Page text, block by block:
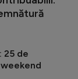
25 de